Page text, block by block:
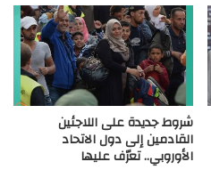
شروط جديدة على اللاجئين
القادمين إلى دول الاتحاد
الأوروبي.. تعرّف عليها